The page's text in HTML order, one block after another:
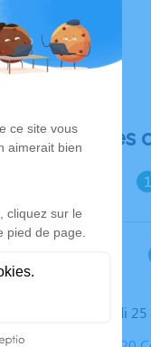
Déroulé des
Le mercredi